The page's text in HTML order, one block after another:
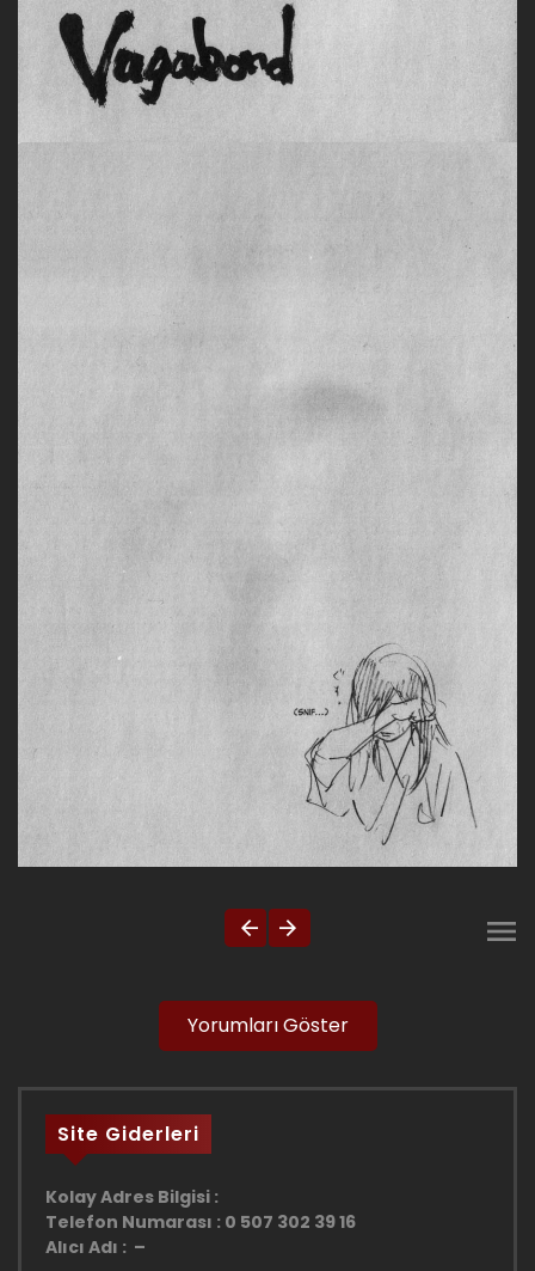
Yorumları Göster
Site Giderleri
Kolay Adres Bilgisi :
Telefon Numarası : 0 507 302 39 16
Alıcı Adı : –